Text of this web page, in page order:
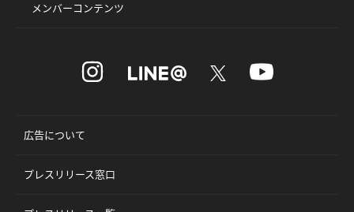
メンバーコンテンツ
広告について
プレスリリース窓口